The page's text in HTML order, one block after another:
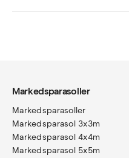
Markedsparasoller
Markedsparasoller
Markedsparasol 3x3m
Markedsparasol 4x4m
Markedsparasol 5x5m